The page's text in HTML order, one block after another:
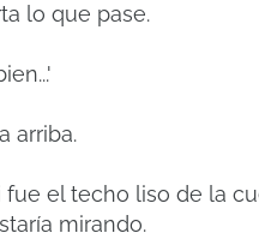
lo que pase.
arriba.
fue el techo liso de la
mirando.